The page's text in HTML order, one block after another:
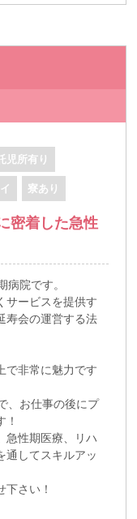
児所有り
寮あり
密着した急性
病院です。
サービスを提供す
寿会の運営する法
で非常に魅力です
、お仕事の後にプ
急性期医療、リハ
通してスキルアッ
さい！